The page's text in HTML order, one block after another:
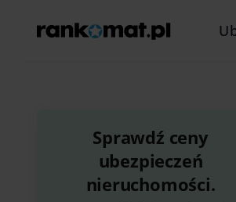
Sprawdź ceny
ubezpieczeń
nieruchomości.